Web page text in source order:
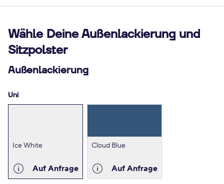
Wähle Deine Außenlackierung und
Sitzpolster
Außenlackierung
Uni
Ice White
Auf Anfrage
Cloud Blue
Auf Anfrage